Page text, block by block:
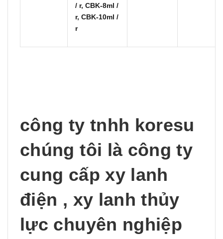
/ r, CBK-8ml /
r, CBK-10ml /
r
công ty tnhh koresu
chúng tôi là công ty
cung cấp xy lanh
điện , xy lanh thủy
lực chuyên nghiệp